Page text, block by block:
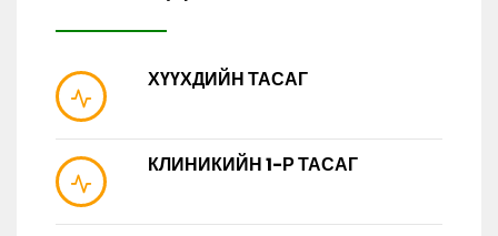
ХҮҮХДИЙН ТАСАГ
КЛИНИКИЙН 1-Р ТАСАГ